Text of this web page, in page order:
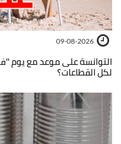
09-08-2026
التوانسة على موعد مع يوم
لكل القطاعات؟